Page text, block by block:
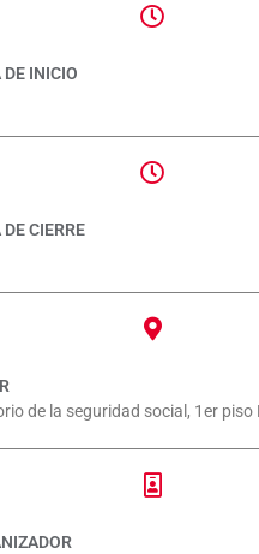
DE INICIO
DE CIERRE
de la seguridad social, 1er piso